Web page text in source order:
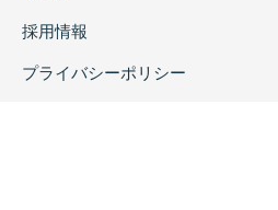
採用情報
プライバシーポリシー